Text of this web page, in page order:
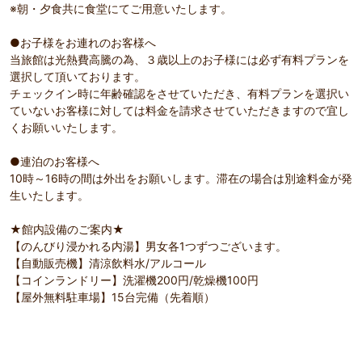
※朝・夕食共に食堂にてご用意いたします。
●お子様をお連れのお客様へ
当旅館は光熱費高騰の為、３歳以上のお子様には必ず有料プランを
選択して頂いております。
チェックイン時に年齢確認をさせていただき、有料プランを選択い
ていないお客様に対しては料金を請求させていただきますので宜し
くお願いいたします。
●連泊のお客様へ
10時～16時の間は外出をお願いします。滞在の場合は別途料金が発
生いたします。
★館内設備のご案内★
【のんびり浸かれる内湯】男女各1つずつございます。
【自動販売機】清涼飲料水/アルコール
【コインランドリー】洗濯機200円/乾燥機100円
【屋外無料駐車場】15台完備（先着順）